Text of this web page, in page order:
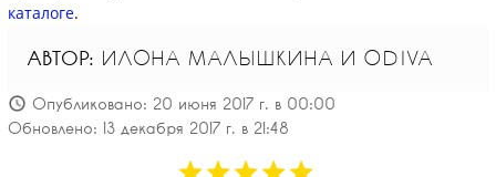
каталоге.
АВТОР: ИЛОНА МАЛЫШКИНА И ODIVA
Опубликовано: 20 июня 2017 г. в 00:00
Обновлено: 13 декабря 2017 г. в 21:48